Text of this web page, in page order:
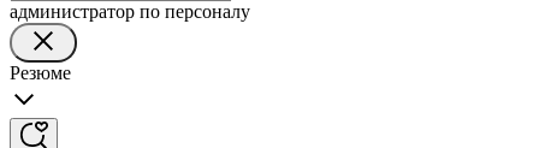
администратор по персоналу
Резюме